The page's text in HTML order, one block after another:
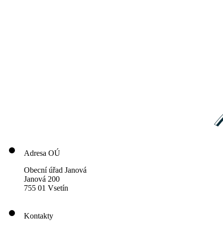
Adresa OÚ
Obecní úřad Janová
Janová 200
755 01 Vsetín
Kontakty